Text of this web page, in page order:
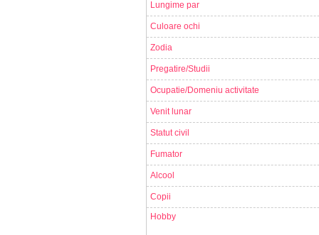
Lungime par
Culoare ochi
Zodia
Pregatire/Studii
Ocupatie/Domeniu activitate
Venit lunar
Statut civil
Fumator
Alcool
Copii
Hobby